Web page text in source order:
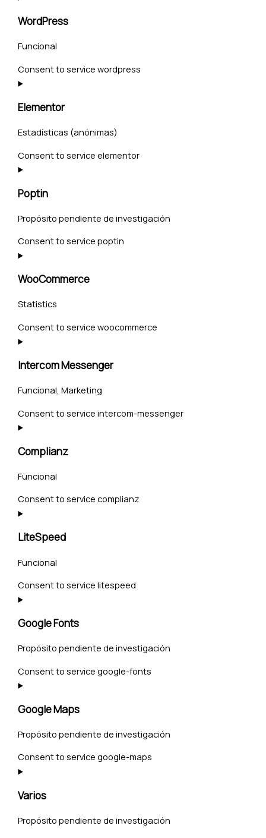
WordPress
Funcional
Consent to service wordpress
Elementor
Estadísticas (anónimas)
Consent to service elementor
Poptin
Propósito pendiente de investigación
Consent to service poptin
WooCommerce
Statistics
Consent to service woocommerce
Intercom Messenger
Funcional, Marketing
Consent to service intercom-messenger
Complianz
Funcional
Consent to service complianz
LiteSpeed
Funcional
Consent to service litespeed
Google Fonts
Propósito pendiente de investigación
Consent to service google-fonts
Google Maps
Propósito pendiente de investigación
Consent to service google-maps
Varios
Propósito pendiente de investigación